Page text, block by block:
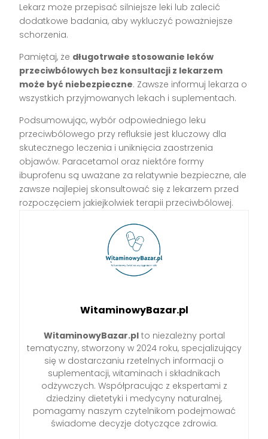
Lekarz może przepisać silniejsze leki lub zalecić
dodatkowe badania, aby wykluczyć poważniejsze
schorzenia.
Pamiętaj, że długotrwałe stosowanie leków
przeciwbólowych bez konsultacji z lekarzem
może być niebezpieczne. Zawsze informuj lekarza o
wszystkich przyjmowanych lekach i suplementach.
Podsumowując, wybór odpowiedniego leku
przeciwbólowego przy refluksie jest kluczowy dla
skutecznego leczenia i uniknięcia zaostrzenia
objawów. Paracetamol oraz niektóre formy
ibuprofenu są uważane za relatywnie bezpieczne, ale
zawsze najlepiej skonsultować się z lekarzem przed
rozpoczęciem jakiejkolwiek terapii przeciwbólowej.
WitaminowyBazar.pl
WitaminowyBazar.plto niezależny portal
tematyczny, stworzony w 2024 roku, specjalizujący
się w dostarczaniu rzetelnych informacji o
suplementacji, witaminach i składnikach
odżywczych. Współpracując z ekspertami z
dziedziny dietetyki i medycyny naturalnej,
pomagamy naszym czytelnikom podejmować
świadome decyzje dotyczące zdrowia.